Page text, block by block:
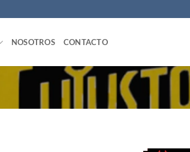
NOSOTROS CONTACTO